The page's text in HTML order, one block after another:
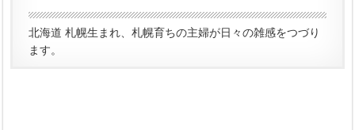
北海道 札幌生まれ、札幌育ちの主婦が日々の雑感をつづり
ます。